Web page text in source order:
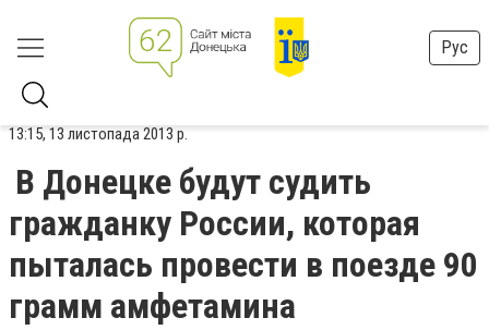
Рус
13:15, 13 листопада 2013 р.
В Донецке будут судить
гражданку России, которая
пыталась провести в поезде 90
грамм амфетамина